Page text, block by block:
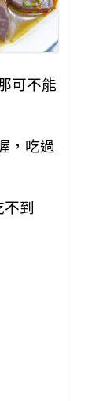
可不能
， 吃過
到